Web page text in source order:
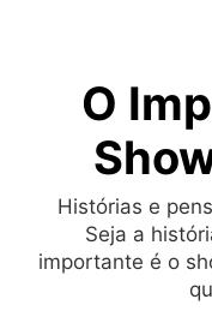
O
Histórias e
Seja a
importante é o